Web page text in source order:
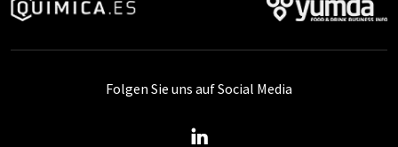
Folgen Sie uns auf Social Media